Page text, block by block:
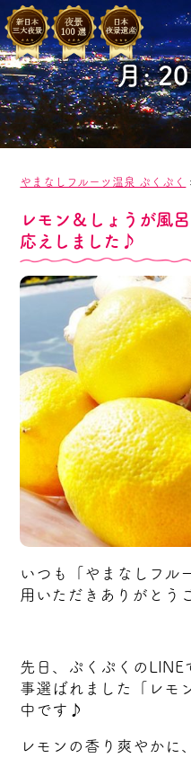
月:
やまなしフルーツ温泉 ぷくぷく
レモン＆しょうが風
応えしました♪
いつも「やまなしフル
用いただきありがとう
先日、ぷくぷくのLINE
事選ばれました「レモ
中です♪
レモンの香り爽やかに